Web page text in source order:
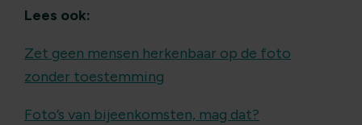
Lees ook:
Zet geen mensen herkenbaar op de foto
zonder toestemming
Foto’s van bijeenkomsten, mag dat?